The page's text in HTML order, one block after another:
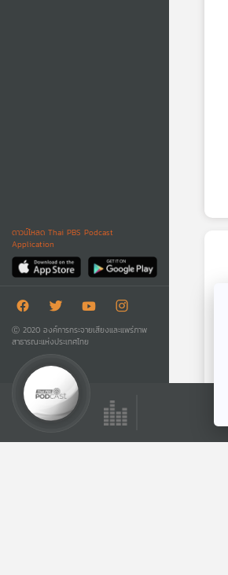
ดาวน์โหลด Thai PBS Podcast
Application
Ⓒ 2020 องค์การกระจายเสียงและแพร่ภาพ
สาธารณะแห่งประเทศไทย